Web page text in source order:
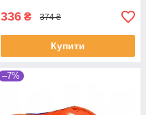
336 ₴ 374 ₴
Купити
–7%